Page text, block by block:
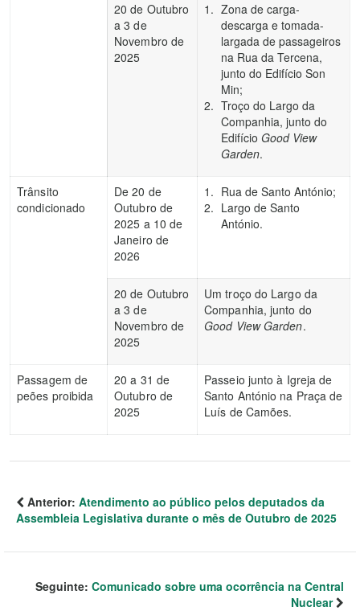
20 de Outubro
a 3 de
Novembro de
2025
Zona de carga-
descarga e tomada-
largada de passageiros
na Rua da Tercena,
junto do Edifício Son
Min;
Troço do Largo da
Companhia, junto do
Edifício Good View
Garden.
Trânsito
condicionado
De 20 de
Outubro de
2025 a 10 de
Janeiro de
2026
Rua de Santo António;
Largo de Santo
António.
20 de Outubro
a 3 de
Novembro de
2025
Um troço do Largo da
Companhia, junto do
Good View Garden.
Passagem de
peões proibida
20 a 31 de
Outubro de
2025
Passeio junto à Igreja de
Santo António na Praça de
Luís de Camões.
Anterior: Atendimento ao público pelos deputados da
Assembleia Legislativa durante o mês de Outubro de 2025
Seguinte: Comunicado sobre uma ocorrência na Central
Nuclear